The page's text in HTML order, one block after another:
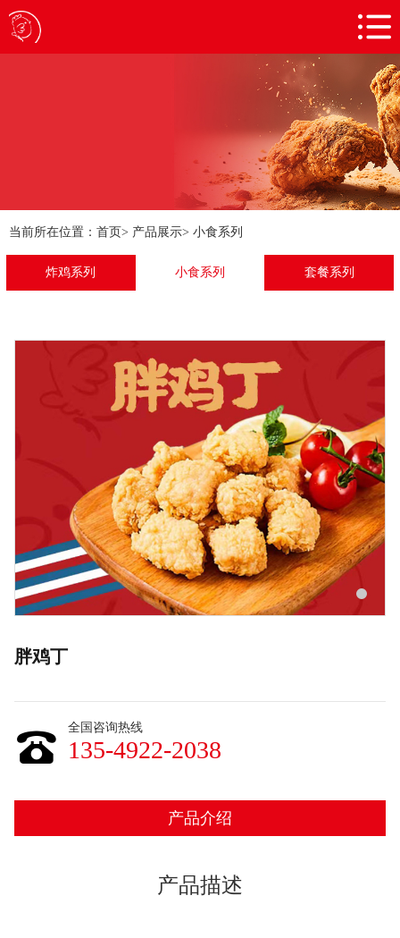
网站首页
关于我们
联系我们
当前所在位置： 首页> 产品展示> 小食系列
炸鸡系列 小食系列 套餐系列
胖鸡丁
全国咨询热线
135-4922-2038
产品介绍
产品描述